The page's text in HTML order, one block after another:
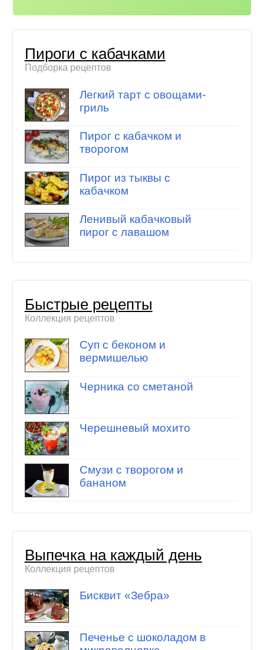
Пироги с кабачками
Подборка рецептов
Легкий тарт с овощами-
гриль
Пирог с кабачком и
творогом
Пирог из тыквы с
кабачком
Ленивый кабачковый
пирог с лавашом
Быстрые рецепты
Коллекция рецептов
Суп с беконом и
вермишелью
Черника со сметаной
Черешневый мохито
Смузи с творогом и
бананом
Выпечка на каждый день
Коллекция рецептов
Бисквит «Зебра»
Печенье с шоколадом в